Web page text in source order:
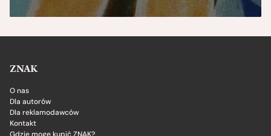
ZNAK
O nas
Dla autorów
Dla reklamodawców
Kontakt